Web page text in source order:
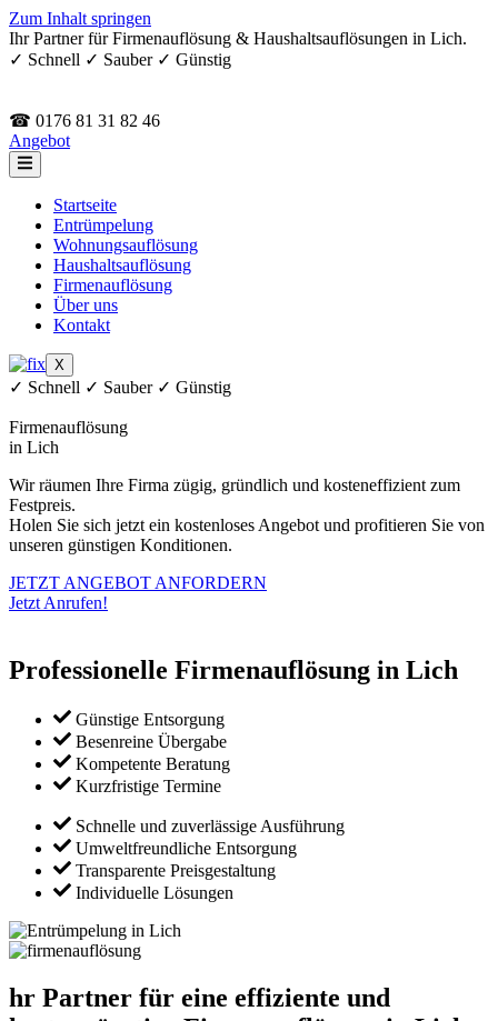
Zum Inhalt springen
Ihr Partner für Firmenauflösung & Haushaltsauflösungen in Lich.
✓ Schnell ✓ Sauber ✓ Günstig
☎ 0176 81 31 82 46
Angebot
Startseite
Entrümpelung
Wohnungsauflösung
Haushaltsauflösung
Firmenauflösung
Über uns
Kontakt
X
✓ Schnell ✓ Sauber ✓ Günstig
Firmenauflösung
in Lich
Wir räumen Ihre Firma zügig, gründlich und kosteneffizient zum
Festpreis.
Holen Sie sich jetzt ein kostenloses Angebot und profitieren Sie von
unseren günstigen Konditionen.
JETZT ANGEBOT ANFORDERN
Jetzt Anrufen!
Professionelle Firmenauflösung in Lich
Günstige Entsorgung
Besenreine Übergabe
Kompetente Beratung
Kurzfristige Termine
Schnelle und zuverlässige Ausführung
Umweltfreundliche Entsorgung
Transparente Preisgestaltung
Individuelle Lösungen
hr Partner für eine effiziente und